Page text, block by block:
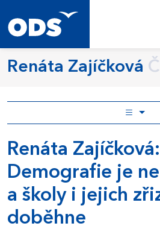
Renáta Zajíčková
Renáta Zajíčková:
Demografie je
a školy i jejich
doběhne